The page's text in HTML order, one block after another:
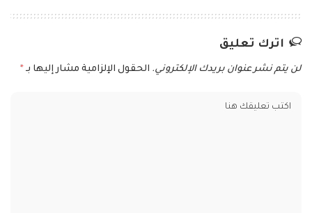
اترك تعليق
لن يتم نشر عنوان بريدك الإلكتروني. الحقول الإلزامية مشار إليها بـ *